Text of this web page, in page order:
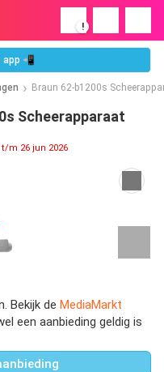
!
app 📲
Braun 62-b1200s
Scheerapparaat
t/m 26 jun 2026
Bekijk de MediaMarkt
een aanbieding geldig is